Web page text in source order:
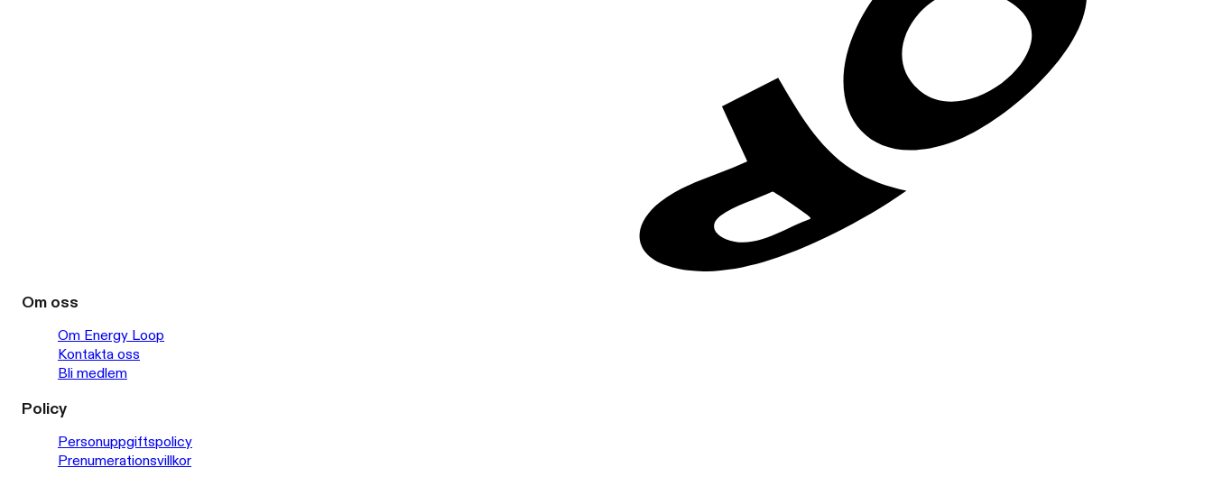
Om oss
Om Energy Loop
Kontakta oss
Bli medlem
Policy
Personuppgiftspolicy
Prenumerationsvillkor